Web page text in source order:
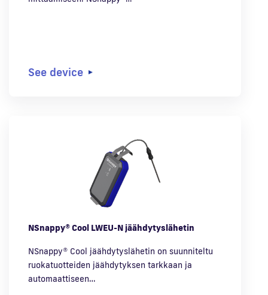
See device
NSnappy® Cool LWEU-N jäähdytyslähetin
NSnappy® Cool jäähdytyslähetin on suunniteltu
ruokatuotteiden jäähdytyksen tarkkaan ja
automaattiseen…